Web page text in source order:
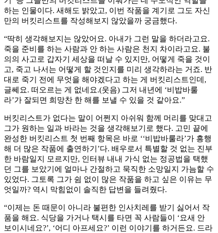
하는 인물이다. 새해도 밝았고, 이번 작품을 계기로 그도 자신
만의 버킷리스트를 작성해보지 않았을까 궁금했다.
“딱히 생각해보지는 않았어요. 아내가 그런 말을 하더라고요.
죽을 준비를 하는 사람과 안 하는 사람은 천지 차이라고요. 불
의의 사고로 갑자기 세상을 떠날 수 있지만, 어떻게 죽을 것이
고, 죽고 나서는 어떻게 할 것인지를 미리 생각하라는 거죠. 반
대로 죽기 전에 무엇을 해야겠다고 하는 게 버킷리스트인데,
글쎄요. 떠오르는 게 없네요.(웃음) 그저 내년에 ‘비밥바룰
라’가 잘되면 희망찬 한 해를 보낼 수 있을 것 같아요.”
버킷리스트가 없다는 말이 어쩐지 아쉬워 함께 머리를 맞대고
그가 원하는 일과 바라는 것을 생각해보기로 했다. 고민 끝에
완성한 버킷리스트 첫 번째 항목은 바로 ‘‘비밥바룰라’가 흥행
해 더 많은 작품에 출연하기’다. 배우로서 특별할 것 없는 진부
한 바람일지 모르지만, 인터뷰 내내 가식 없는 정공법을 택했
던 그를 보았기에 얼마나 간절하고 묵직한 소망일지 가늠할 수
있었다. 그토록 그가 쉼 없이 많은 작품을 하고 싶은 이유는 무
엇일까? 역시 막힘없이 솔직한 답변을 들려줬다.
“이제는 돈 때문이 아니라 불편한 인사치레를 받기 싫어서 작
품을 해요. 식당을 가거나 택시를 타면 꼭 사람들이 ‘요새 안
보이시네요?’, ‘어디 아프세요?’ 이런 이야기를 하거든요. 드라